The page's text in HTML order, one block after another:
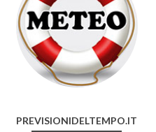
PREVISIONIDELTEMPO.IT